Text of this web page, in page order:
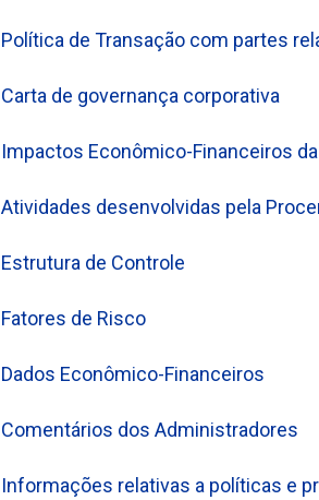
Política de Transação com partes
Carta de governança corporativa
Impactos Econômico-Financeiros
Atividades desenvolvidas pela
Estrutura de Controle
Fatores de Risco
Dados Econômico-Financeiros
Comentários dos Administradores
Informações relativas a políticas e